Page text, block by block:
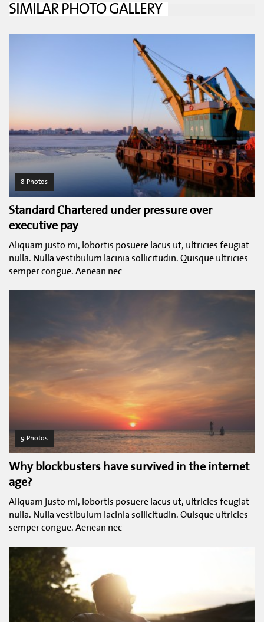
SIMILAR PHOTO GALLERY
8 Photos
Standard Chartered under pressure over
executive pay
Aliquam justo mi, lobortis posuere lacus ut, ultricies feugiat
nulla. Nulla vestibulum lacinia sollicitudin. Quisque ultricies
semper congue. Aenean nec
9 Photos
Why blockbusters have survived in the internet
age?
Aliquam justo mi, lobortis posuere lacus ut, ultricies feugiat
nulla. Nulla vestibulum lacinia sollicitudin. Quisque ultricies
semper congue. Aenean nec